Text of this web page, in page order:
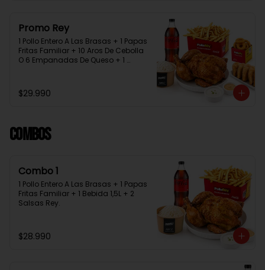
Promo Rey
1 Pollo Entero A Las Brasas + 1 Papas
Fritas Familiar + 10 Aros De Cebolla
O 6 Empanadas De Queso + 1
$29.990
Combos
Combo 1
1 Pollo Entero A Las Brasas + 1 Papas
Fritas Familiar + 1 Bebida 1,5L + 2
Salsas Rey.
$28.990